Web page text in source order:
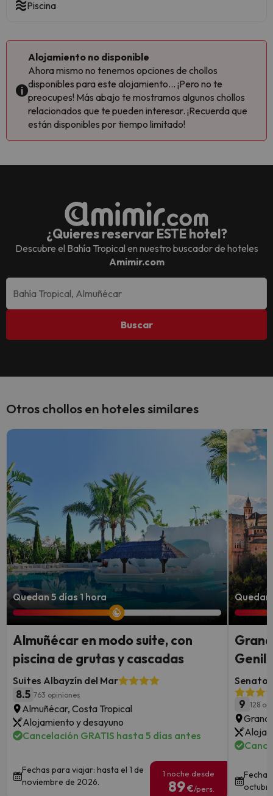
Piscina
Alojamiento no disponible
Ahora mismo no tenemos opciones de chollos
disponibles para este alojamiento... ¡Pero no te
preocupes! Más abajo te mostramos algunos chollos
relacionados que te pueden interesar. ¡Recuerda que
están disponibles por tiempo limitado!
¿Quieres reservar ESTE hotel?
Descubre el Bahía Tropical en nuestro buscador de hoteles
Amimir.com
Buscar
Otros chollos en hoteles similares
Quedan 5 días 1 hora
Almuñécar en modo suite, con
piscina de grutas y cascadas
Suites Albayzín del Mar
8.5 763 opiniones
Almuñécar, Costa Tropical
Alojamiento y desayuno
Cancelación GRATIS hasta 5 días antes
Fechas para viajar: hasta el 1 de
noviembre de 2026.
1 noche desde
89€/pers.
Quedan
Genil
9 128